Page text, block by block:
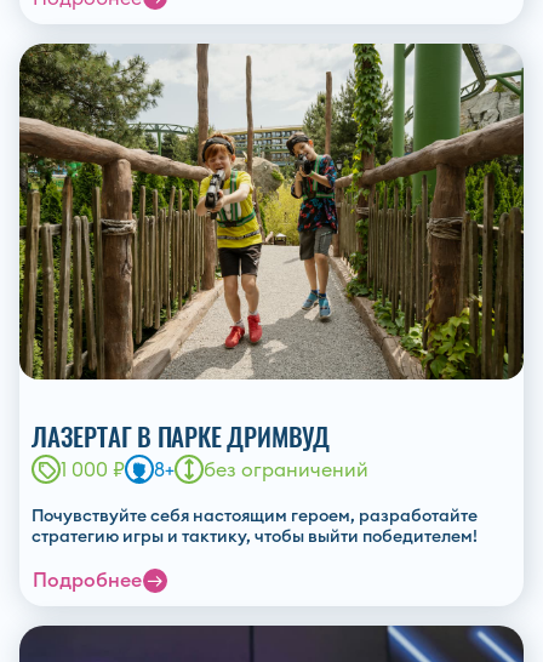
ЛАЗЕРТАГ В ПАРКЕ ДРИМВУД
1 000 ₽ 8+ без ограничений
Почувствуйте себя настоящим героем, разработайте
стратегию игры и тактику, чтобы выйти победителем!
Подробнее